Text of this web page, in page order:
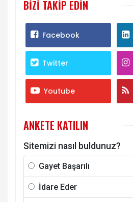
BIZI TAKIP EDIN
Facebook
Twitter
Youtube
ANKETE KATILIN
Sitemizi nasıl buldunuz?
Gayet Başarılı
İdare Eder